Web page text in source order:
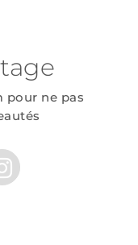
pour ne pas